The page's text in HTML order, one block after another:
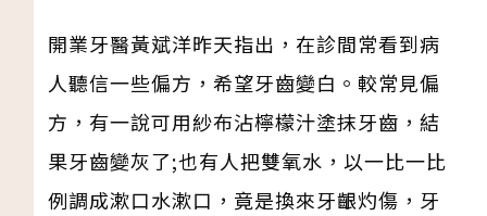
開業牙醫黃斌洋昨天指出，在診間常看到病
人聽信一些偏方，希望牙齒變白。較常見偏
方，有一說可用紗布沾檸檬汁塗抹牙齒，結
果牙齒變灰了;也有人把雙氧水，以一比一比
例調成漱口水漱口，竟是換來牙齦灼傷，牙